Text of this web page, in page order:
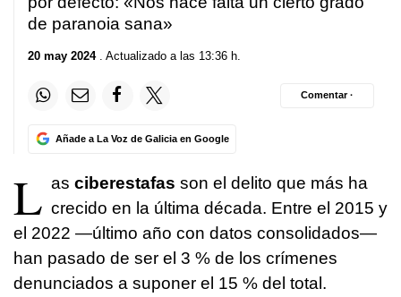
de paranoia sana»
20 may 2024. Actualizado a las 13:36 h.
Añade a La Voz de Galicia en Google
Comentar ·
L as ciberestafas son el delito que más ha
crecido en la última década. Entre el 2015 y
el 2022 —último año con datos consolidados—
han pasado de ser el 3 % de los crímenes
denunciados a suponer el 15 % del total.